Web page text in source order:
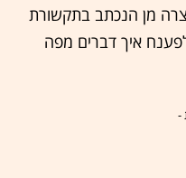
מן הנכתב בתקשורת
איך דברים מפה
-